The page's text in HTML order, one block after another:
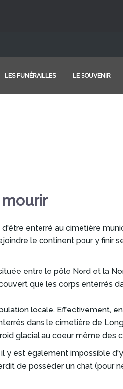
LES FUNÉRAILLES LE SOUVENIR
enterré au cimetière
le continent pour y finir
entre le pôle Nord et la
que les corps enterrés
locale. Effectivement,
dans le cimetière de
glacial au coeur même des
y est également impossible
de posséder un chat (pour